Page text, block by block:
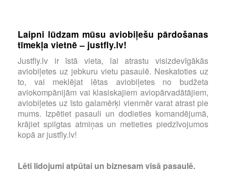
Laipni lūdzam mūsu aviobiļešu pārdošanas
tīmekļa vietnē – justfly.lv!
Justfly.lv ir īstā vieta, lai atrastu visizdevīgākās
aviobiļetes uz jebkuru vietu pasaulē. Neskatoties uz
to, vai meklējat lētas aviobiļetes no budžeta
aviokompānijām vai klasiskajiem aviopārvadātājiem,
aviobiļetes uz īsto galamērķi vienmēr varat atrast pie
mums. Izpētiet pasauli un dodieties komandējumā,
krājiet spilgtas atmiņas un metieties piedzīvojumos
kopā ar justfly.lv!
Lēti lidojumi atpūtai un biznesam visā pasaulē.